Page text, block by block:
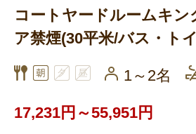
コートヤードルームキン
ア禁煙(30平米/バス・ト
1～2名
17,231円～55,951円